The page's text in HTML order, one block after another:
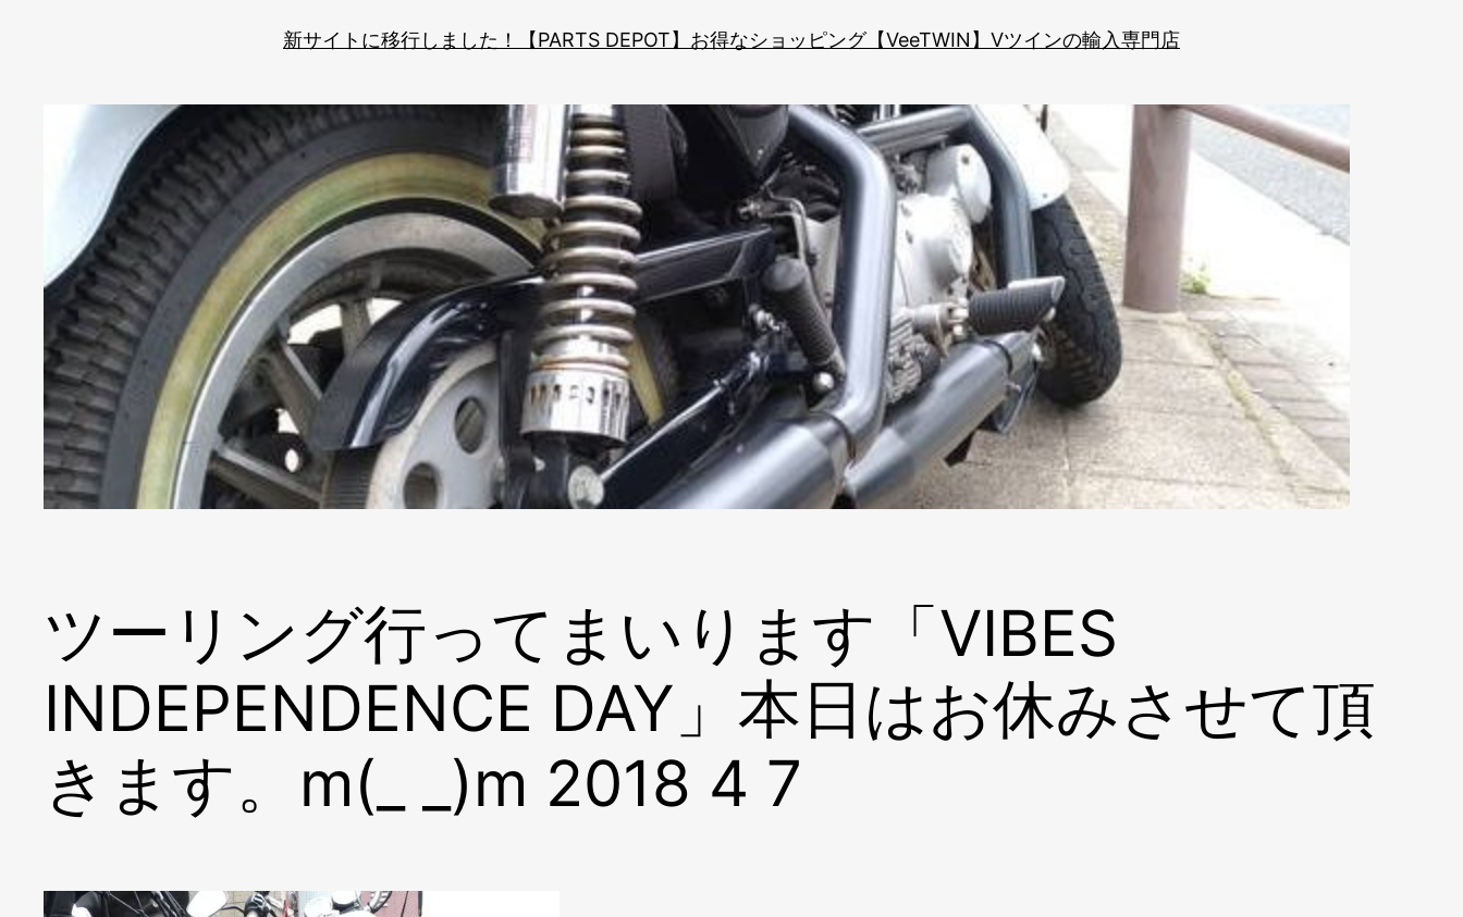
新サイトに移行しました！ 【PARTS DEPOT】お得なショッピング【VeeTWIN】Vツインの輸入専門店
ツーリング行ってまいります「VIBES
INDEPENDENCE DAY」本日はお休みさせて頂
きます。m(_ _)m 2018 4 7